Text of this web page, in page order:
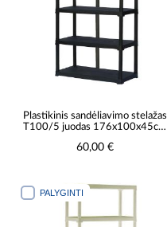
Plastikinis sandėliavimo stelažas
T100/5 juodas 176x100x45cm
60,00 €
PALYGINTI